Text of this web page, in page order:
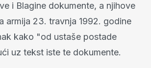
i Blagine dokumente, a njihove
armija 23. travnja 1992. godine
kako "od ustaše postade
uz tekst iste te dokumente.